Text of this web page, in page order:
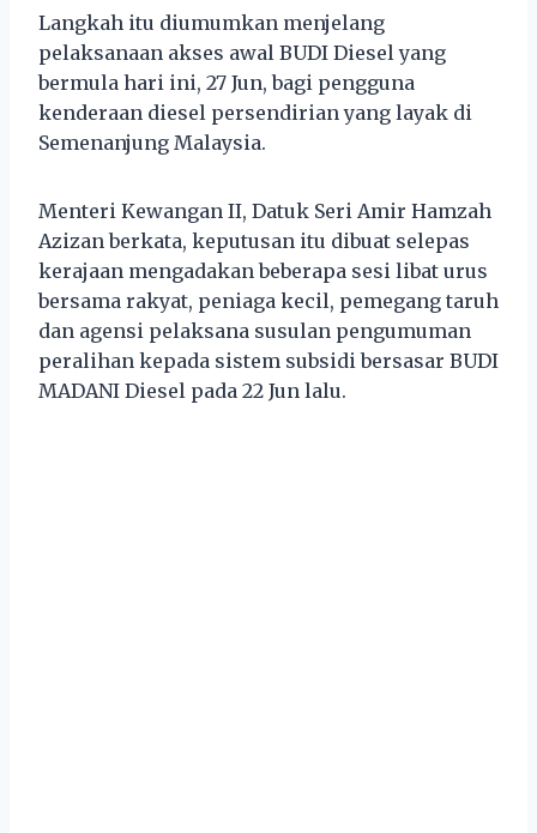
Langkah itu diumumkan menjelang
pelaksanaan akses awal BUDI Diesel yang
bermula hari ini, 27 Jun, bagi pengguna
kenderaan diesel persendirian yang layak di
Semenanjung Malaysia.
Menteri Kewangan II, Datuk Seri Amir Hamzah
Azizan berkata, keputusan itu dibuat selepas
kerajaan mengadakan beberapa sesi libat urus
bersama rakyat, peniaga kecil, pemegang taruh
dan agensi pelaksana susulan pengumuman
peralihan kepada sistem subsidi bersasar BUDI
MADANI Diesel pada 22 Jun lalu.